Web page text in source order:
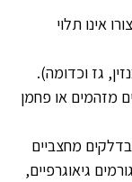
אינו תלוי
מזהמים או פחמן
מחצביים
גיאוגרפיים,